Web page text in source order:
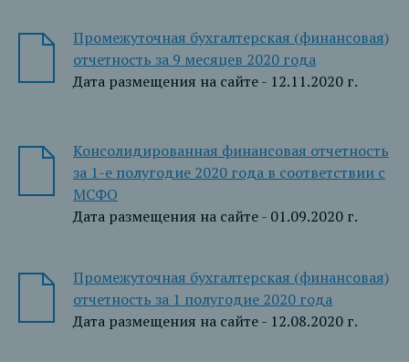
Промежуточная бухгалтерская (финансовая)
отчетность за 9 месяцев 2020 года
Дата размещения на сайте - 12.11.2020 г.
Консолидированная финансовая отчетность
за 1-е полугодие 2020 года в соответствии с
МСФО
Дата размещения на сайте - 01.09.2020 г.
Промежуточная бухгалтерская (финансовая)
отчетность за 1 полугодие 2020 года
Дата размещения на сайте - 12.08.2020 г.